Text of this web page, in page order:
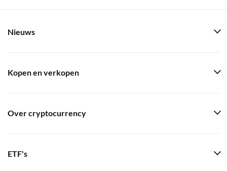
Nieuws
Kopen en verkopen
Over cryptocurrency
ETF's